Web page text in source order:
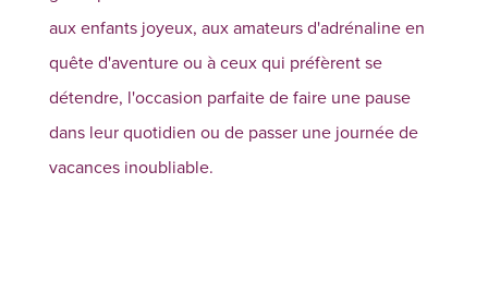
aux enfants joyeux, aux amateurs d'adrénaline en
quête d'aventure ou à ceux qui préfèrent se
détendre, l'occasion parfaite de faire une pause
dans leur quotidien ou de passer une journée de
vacances inoubliable.